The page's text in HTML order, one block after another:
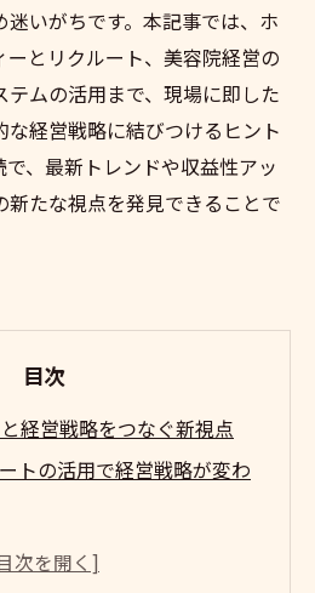
いがちです。本記事では、ホ
ーとリクルート、美容院経営の
ムの活用まで、現場に即した
経営戦略に結びつけるヒント
、最新トレンドや収益性アッ
新たな視点を発見できることで
目次
経営戦略をつなぐ新視点
トの活用で経営戦略が変わ
クルート導入がもたらす効